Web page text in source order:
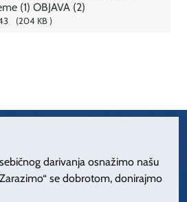
(1) OBJAVA (2)
204 KB
darivanja osnažimo našu
se dobrotom, donirajmo